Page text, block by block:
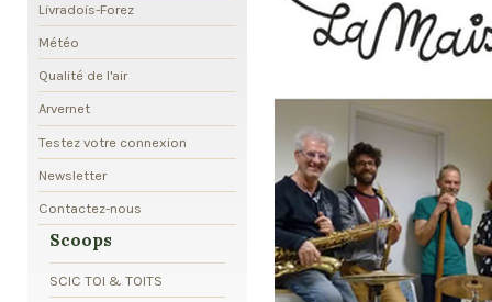
Livradois-Forez
Météo
Qualité de l'air
Arvernet
Testez votre connexion
Newsletter
Contactez-nous
Scoops
SCIC TOI & TOITS